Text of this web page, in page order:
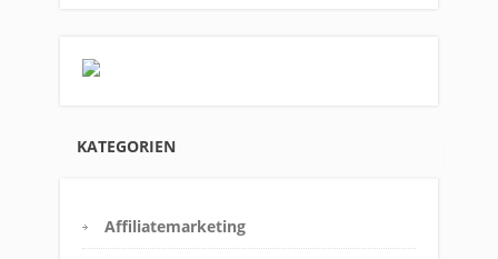
KATEGORIEN
Affiliatemarketing